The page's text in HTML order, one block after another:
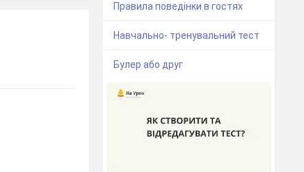
Правила поведінки в гостях
Навчально- тренувальний тест
Булер або друг